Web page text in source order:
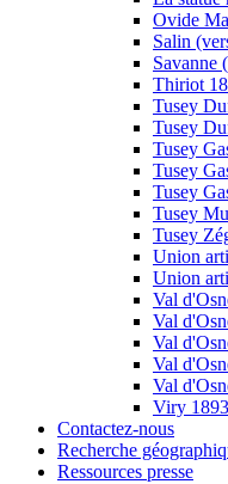
Ovide
Salin
Savanne
Thiriot
Tusey
Tusey
Tusey
Tusey
Tusey
Tusey
Tusey
Union
Union
Val
Val
Val
Val
Val
Viry 1893
Contactez-nous
Recherche
Ressources presse